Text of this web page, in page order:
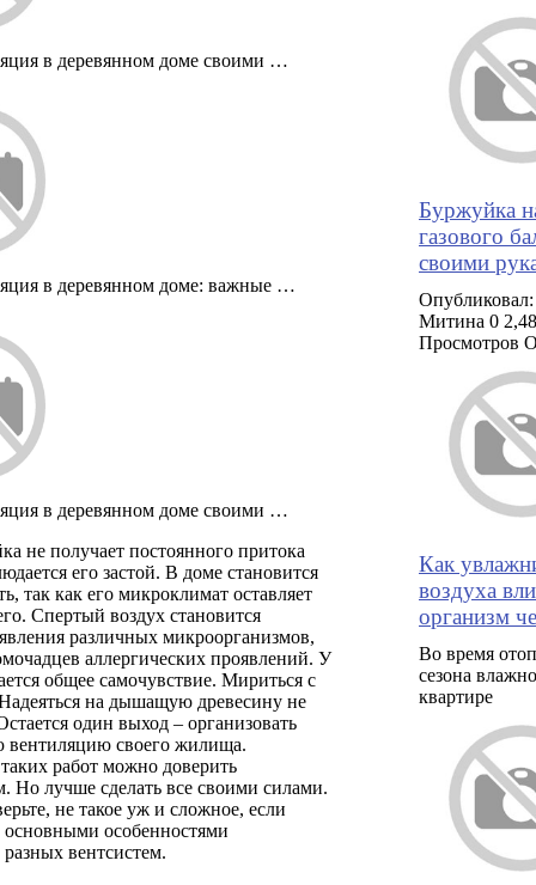
в деревянном доме своими …
в деревянном доме: важные …
в деревянном доме своими …
не получает постоянного притока
его застой. В доме становится
так как его микроклимат оставляет
Спертый воздух становится
различных микроорганизмов,
аллергических проявлений. У
общее самочувствие. Мириться с
на дышащую древесину не
один выход – организовать
вентиляцию своего жилища.
работ можно доверить
Но лучше сделать все своими силами.
не такое уж и сложное, если
основными особенностями
разных вентсистем.
Буржуйка
газового
своими
Митина 0
Просмотров
Как
воздуха
организм
Во время
сезона
квартире